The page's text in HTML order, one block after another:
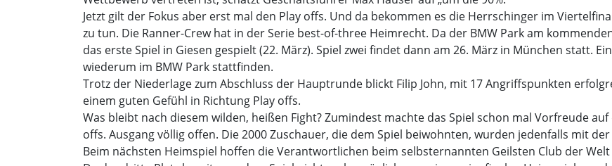
Jetzt gilt der Fokus aber erst mal den Play offs. Und da bekommen es die Herrschinger im
zu tun. Die Ranner-Crew hat in der Serie best-of-three Heimrecht. Da der BMW Park am
das erste Spiel in Giesen gespielt (22. März). Spiel zwei findet dann am 26. März in München statt.
wiederum im BMW Park stattfinden.
Trotz der Niederlage zum Abschluss der Hauptrunde blickt Filip John, mit 17 Angriffspunkten
einem guten Gefühl in Richtung Play offs.
Was bleibt nach diesem wilden, heißen Fight? Zumindest machte das Spiel schon mal Vorfreude
offs. Ausgang völlig offen. Die 2000 Zuschauer, die dem Spiel beiwohnten, wurden jedenfalls mit
Beim nächsten Heimspiel hoffen die Verantwortlichen beim selbsternannten Geilsten Club der